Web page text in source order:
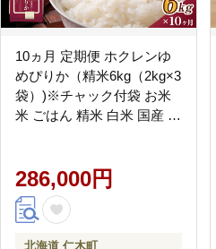
10ヵ月 定期便 ホクレンゆ
めぴりか（精米6kg（2kg×3
袋）)※チャック付袋 お米
米 ごはん 精米 白米 国産 北
286,000円
北海道 仁木町